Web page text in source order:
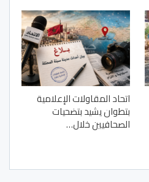
اتحاد المقاولات الإعلامية
بتطوان يشيد بتضحيات
الصحافيين خلال…